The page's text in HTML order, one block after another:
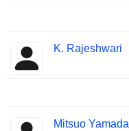
K. Rajeshwari
Mitsuo Yamada